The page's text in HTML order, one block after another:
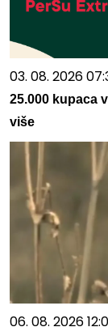
03. 08. 2026
25.000 kupaca
više
06. 08. 2026